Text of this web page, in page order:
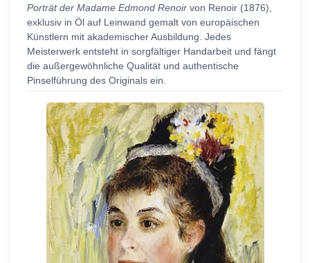
Porträt der Madame Edmond Renoir von Renoir (1876),
exklusiv in Öl auf Leinwand gemalt von europäischen
Künstlern mit akademischer Ausbildung. Jedes
Meisterwerk entsteht in sorgfältiger Handarbeit und fängt
die außergewöhnliche Qualität und authentische
Pinselführung des Originals ein.